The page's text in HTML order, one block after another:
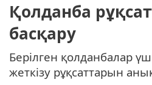
Қолданба
басқару
Берілген қолданбалар
жеткізу рұқсаттарын